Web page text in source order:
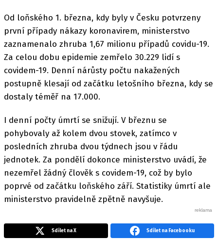
Od loňského 1. března, kdy byly v Česku potvrzeny
první případy nákazy koronavirem, ministerstvo
zaznamenalo zhruba 1,67 milionu případů covidu-19.
Za celou dobu epidemie zemřelo 30.229 lidí s
covidem-19. Denní nárůsty počtu nakažených
postupně klesají od začátku letošního března, kdy se
dostaly téměř na 17.000.
I denní počty úmrtí se snižují. V březnu se
pohybovaly až kolem dvou stovek, zatímco v
posledních zhruba dvou týdnech jsou v řádu
jednotek. Za pondělí dokonce ministerstvo uvádí, že
nezemřel žádný člověk s covidem-19, což by bylo
poprvé od začátku loňského září. Statistiky úmrtí ale
ministerstvo pravidelně zpětně navyšuje.
Sdílet na X Sdílet na Facebooku